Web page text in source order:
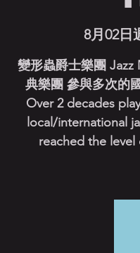
8月02日
變形蟲爵士樂團
典樂團 參與多次的
Over 2 decades
local/international
reached the